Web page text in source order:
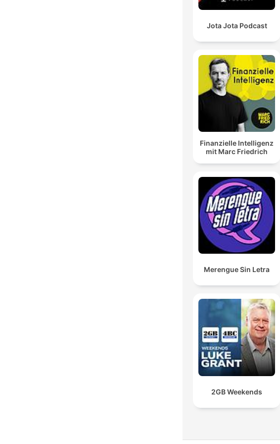
Jota Jota Podcast
Finanzielle Intelligenz
mit Marc Friedrich
Merengue Sin Letra
2GB Weekends